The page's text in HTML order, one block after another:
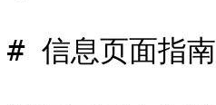
# 信息页面指南